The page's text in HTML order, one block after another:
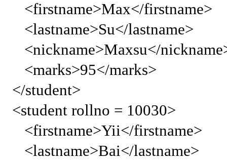
<firstname>Max</firstname>
<lastname>Su</lastname>
<nickname>Maxsu</
<marks>95</marks>
</student>
<student rollno = 10030>
<firstname>Yii</firstname>
<lastname>Bai</lastname>